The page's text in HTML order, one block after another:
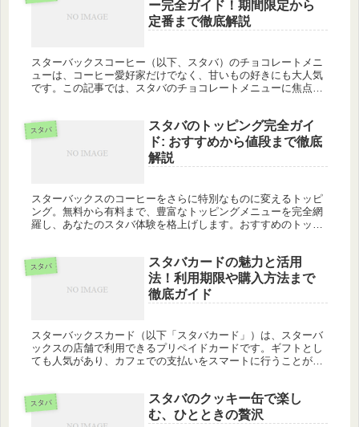
ー完全ガイド！期間限定から
定番まで徹底解説
スターバックスコーヒー（以下、スタバ）のチョコレートメニ
ューは、コーヒー愛好家だけでなく、甘いもの好きにも大人気
です。この記事では、スタバのチョコレートメニューに焦点を
スタバ
スタバのトッピング完全ガイ
ド: おすすめから値段まで徹底
解説
スターバックスのコーヒーをさらに特別なものに変えるトッピ
ング。無料から有料まで、豊富なトッピングメニューを完全網
羅し、あなたのスタバ体験を格上げします。おすすめのトッピ
スタバ
スタバカードの魅力と活用
法！利用期限や購入方法まで
徹底ガイド
スターバックスカード（以下「スタバカード」）は、スターバ
ックスの店舗で利用できるプリペイドカードです。ギフトとし
ても人気があり、カフェでの支払いをスマートに行うことがで
スタバ
スタバのクッキー缶で楽し
む、ひとときの贅沢